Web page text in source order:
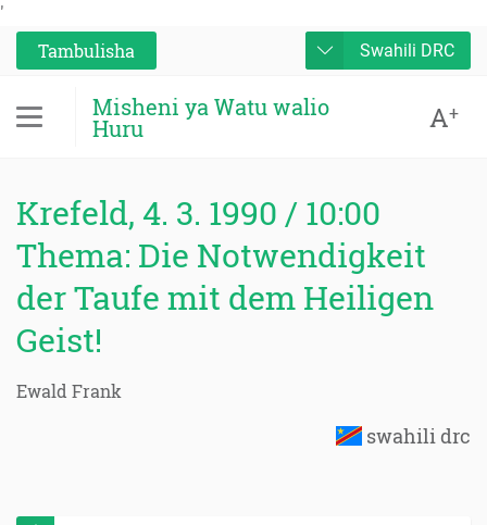
'
Tambulisha
Swahili DRC
Misheni ya Watu walio
Huru A+
Krefeld, 4. 3. 1990 / 10:00
Thema: Die Notwendigkeit
der Taufe mit dem Heiligen
Geist!
Ewald Frank
swahili drc